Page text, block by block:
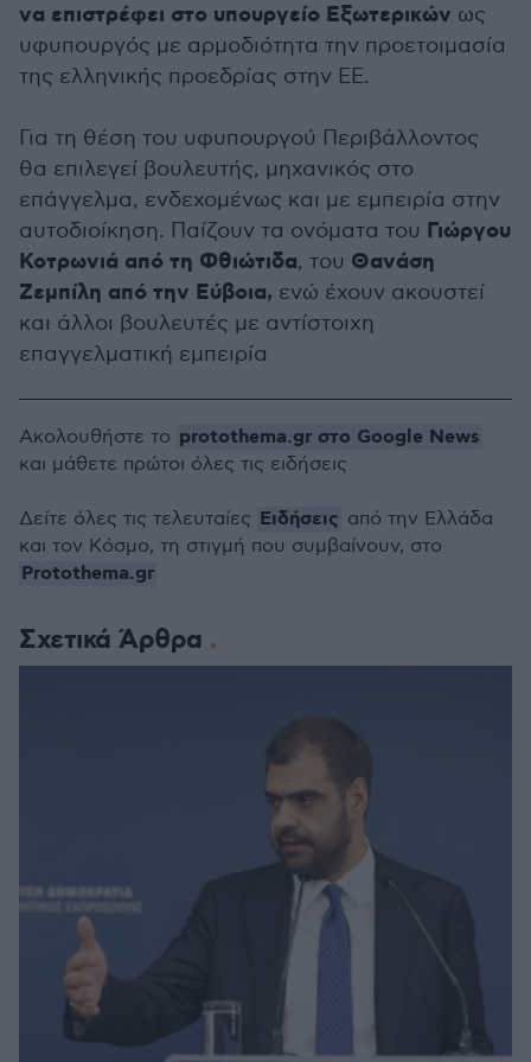
να επιστρέφει στο υπουργείο Εξωτερικών ως
υφυπουργός με αρμοδιότητα την προετοιμασία
της ελληνικής προεδρίας στην ΕΕ.
Για τη θέση του υφυπουργού Περιβάλλοντος
θα επιλεγεί βουλευτής, μηχανικός στο
επάγγελμα, ενδεχομένως και με εμπειρία στην
αυτοδιοίκηση. Παίζουν τα ονόματα του Γιώργου
Κοτρωνιά από τη Φθιώτιδα, του Θανάση
Ζεμπίλη από την Εύβοια, ενώ έχουν ακουστεί
και άλλοι βουλευτές με αντίστοιχη
επαγγελματική εμπειρία
Σχετικά Άρθρα
Ακολουθήστε το protothema.gr στο Google News
και μάθετε πρώτοι όλες τις ειδήσεις
Δείτε όλες τις τελευταίες Ειδήσεις από την Ελλάδα
και τον Κόσμο, τη στιγμή που συμβαίνουν, στο
Protothema.gr